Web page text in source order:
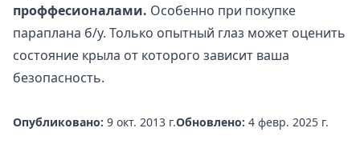
проффесионалами. Особенно при покупке
параплана б/у. Только опытный глаз может оценить
состояние крыла от которого зависит ваша
безопасность.
Опубликовано: 9 окт. 2013 г.Обновлено: 4 февр. 2025 г.